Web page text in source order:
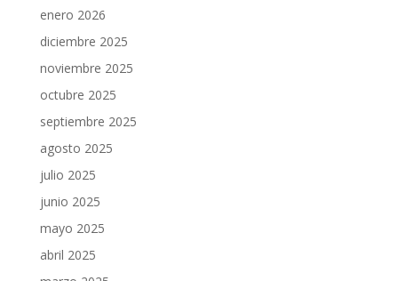
enero 2026
diciembre 2025
noviembre 2025
octubre 2025
septiembre 2025
agosto 2025
julio 2025
junio 2025
mayo 2025
abril 2025